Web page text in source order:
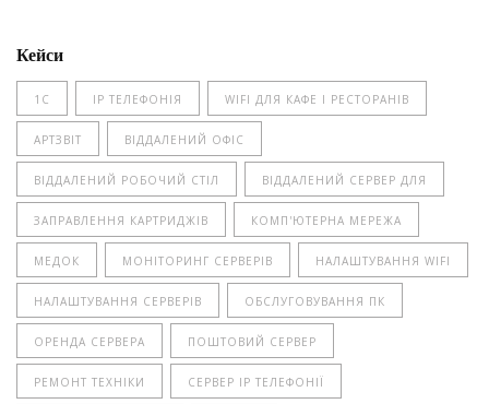
Кейси
1С IP ТЕЛЕФОНІЯ WIFI ДЛЯ КАФЕ І РЕСТОРАНІВ
АРТЗВІТ ВІДДАЛЕНИЙ ОФІС
ВІДДАЛЕНИЙ РОБОЧИЙ СТІЛ ВІДДАЛЕНИЙ СЕРВЕР ДЛЯ
ЗАПРАВЛЕННЯ КАРТРИДЖІВ КОМП'ЮТЕРНА МЕРЕЖА
МЕДОК МОНІТОРИНГ СЕРВЕРІВ НАЛАШТУВАННЯ WIFI
НАЛАШТУВАННЯ СЕРВЕРІВ ОБСЛУГОВУВАННЯ ПК
ОРЕНДА СЕРВЕРА ПОШТОВИЙ СЕРВЕР
РЕМОНТ ТЕХНІКИ СЕРВЕР IP ТЕЛЕФОНІЇ